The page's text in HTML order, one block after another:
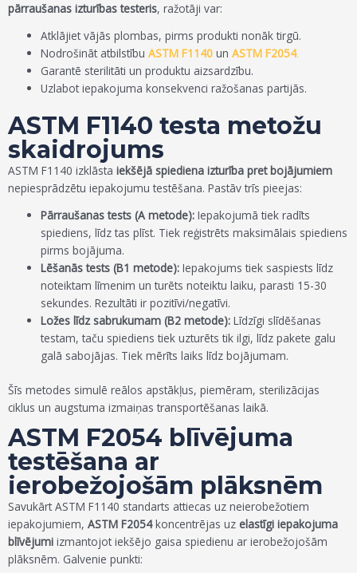
pārraušanas izturības testeris, ražotāji var:
Atklājiet vājās plombas, pirms produkti nonāk tirgū.
Nodrošināt atbilstību ASTM F1140 un ASTM F2054.
Garantē sterilitāti un produktu aizsardzību.
Uzlabot iepakojuma konsekvenci ražošanas partijās.
ASTM F1140 testa metožu
skaidrojums
ASTM F1140 izklāsta iekšējā spiediena izturība pret bojājumiem
nepiesprādzētu iepakojumu testēšana. Pastāv trīs pieejas:
Pārraušanas tests (A metode): Iepakojumā tiek radīts
spiediens, līdz tas plīst. Tiek reģistrēts maksimālais spiediens
pirms bojājuma.
Lēšanās tests (B1 metode): Iepakojums tiek saspiests līdz
noteiktam līmenim un turēts noteiktu laiku, parasti 15-30
sekundes. Rezultāti ir pozitīvi/negatīvi.
Ložes līdz sabrukumam (B2 metode): Līdzīgi slīdēšanas
testam, taču spiediens tiek uzturēts tik ilgi, līdz pakete galu
galā sabojājas. Tiek mērīts laiks līdz bojājumam.
Šīs metodes simulē reālos apstākļus, piemēram, sterilizācijas
ciklus un augstuma izmaiņas transportēšanas laikā.
ASTM F2054 blīvējuma
testēšana ar
ierobežojošām plāksnēm
Savukārt ASTM F1140 standarts attiecas uz neierobežotiem
iepakojumiem, ASTM F2054koncentrējas uz elastīgi iepakojuma
blīvējumi izmantojot iekšējo gaisa spiedienu ar ierobežojošām
plāksnēm. Galvenie punkti: